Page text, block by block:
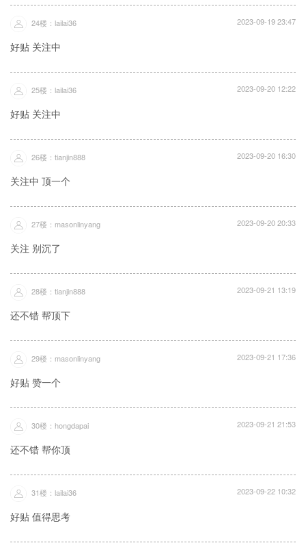
24楼：lailai36 2023-09-19 23:47
好贴 关注中
25楼：lailai36 2023-09-20 12:22
好贴 关注中
26楼：tianjin888 2023-09-20 16:30
关注中 顶一个
27楼：masonlinyang 2023-09-20 20:33
关注 别沉了
28楼：tianjin888 2023-09-21 13:19
还不错 帮顶下
29楼：masonlinyang 2023-09-21 17:36
好贴 赞一个
30楼：hongdapai 2023-09-21 21:53
还不错 帮你顶
31楼：lailai36 2023-09-22 10:32
好贴 值得思考